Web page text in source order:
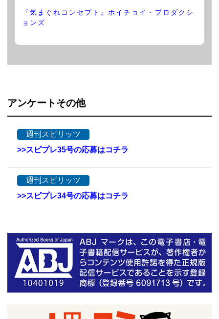
『気まぐれコンセプト』ホイチョイ・プロダクシ
ョンズ
アンケートその他
週刊スピリッツ
>>スピプレ35号の応募はコチラ
週刊スピリッツ
>>スピプレ34号の応募はコチラ